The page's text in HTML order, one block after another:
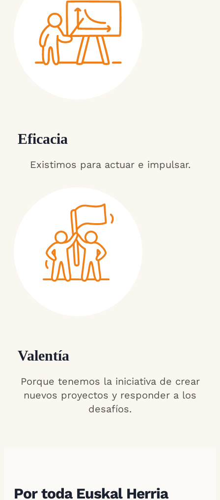
Eficacia
Existimos para actuar e impulsar.
Valentía
Porque tenemos la iniciativa de crear
nuevos proyectos y responder a los
desafíos.
Por toda Euskal Herria